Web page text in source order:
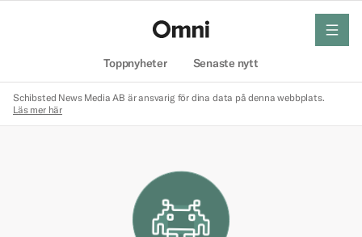
Toppnyheter Senaste nytt
meny
Schibsted News Media AB är ansvarig för dina data på denna webbplats.
Läs mer här